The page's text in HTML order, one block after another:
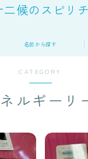
候のスピリ
名前から探す
CATEGORY
ルギーリ